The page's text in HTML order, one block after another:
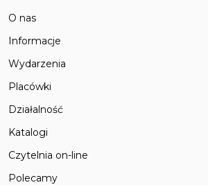
O nas
Informacje
Wydarzenia
Placówki
Działalność
Katalogi
Czytelnia on-line
Polecamy